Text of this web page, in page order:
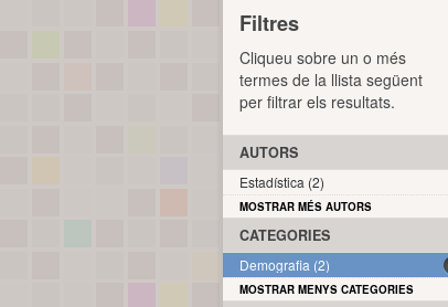
Filtres
Cliqueu sobre un o més
termes de la llista següent
per filtrar els resultats.
AUTORS
Estadística (2)
MOSTRAR MÉS AUTORS
CATEGORIES
Demografia (2)
MOSTRAR MENYS CATEGORIES